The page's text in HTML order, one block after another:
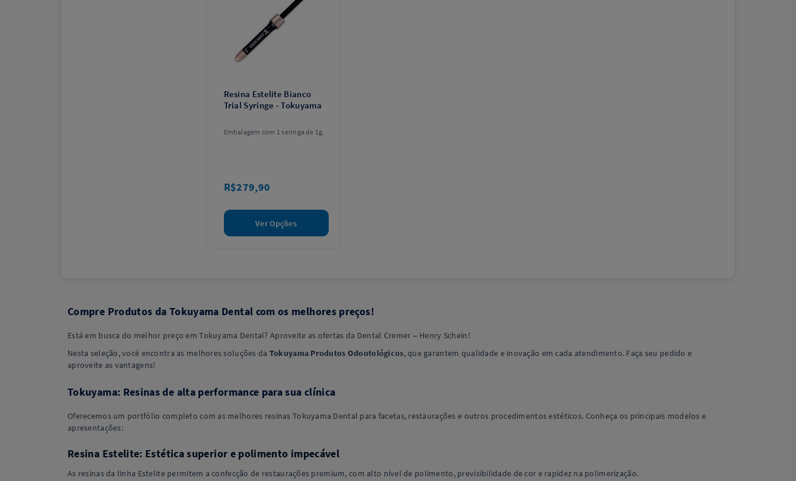
Resina Estelite Bianco
Trial Syringe - Tokuyama
Embalagem com 1 seringa de 1g.
R$279,90
Ver Opções
Compre Produtos da Tokuyama Dental com os melhores preços!
Está em busca do melhor preço em Tokuyama Dental? Aproveite as ofertas da Dental Cremer – Henry Schein!
Nesta seleção, você encontra as melhores soluções da Tokuyama Produtos Odontológicos, que garantem qualidade e inovação em cada atendimento. Faça seu pedido e
aproveite as vantagens!
Tokuyama: Resinas de alta performance para sua clínica
Oferecemos um portfólio completo com as melhores resinas Tokuyama Dental para facetas, restaurações e outros procedimentos estéticos. Conheça os principais modelos e
apresentações:
Resina Estelite: Estética superior e polimento impecável
As resinas da linha Estelite permitem a confecção de restaurações premium, com alto nível de polimento, previsibilidade de cor e rapidez na polimerização.